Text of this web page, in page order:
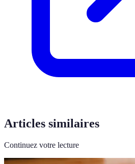
Articles similaires
Continuez votre lecture